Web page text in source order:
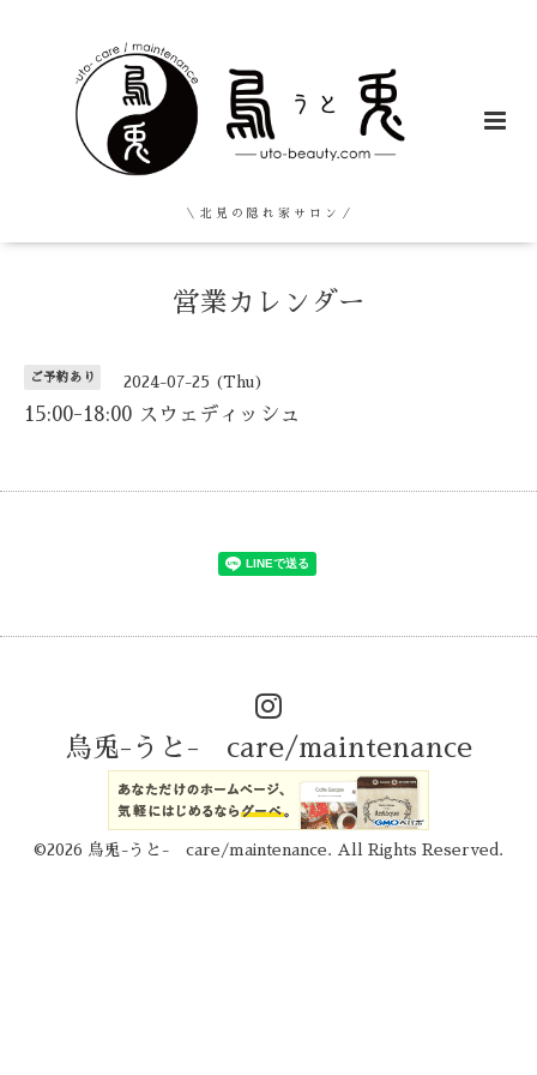
＼ 北 見 の 隠 れ 家 サ ロ ン ／
営業カレンダー
ご予約あり 2024-07-25 (Thu)
15:00-18:00 スウェディッシュ
烏兎-うと- care/maintenance
©2026 烏兎-うと- care/maintenance . All Rights Reserved.